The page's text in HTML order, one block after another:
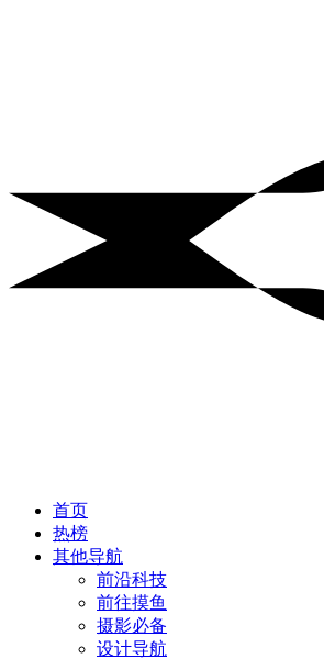
首页
热榜
其他导航
前沿科技
前往摸鱼
摄影必备
设计导航